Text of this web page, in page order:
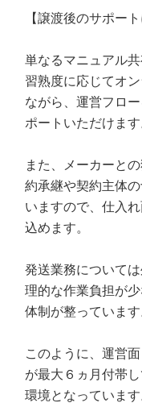
【譲渡後のサポー
単なるマニュアル
習熟度に応じてオ
ながら、運営フロ
ポートいただけます
また、メーカーと
約承継や契約主体
いますので、仕入
込めます。
発送業務について
理的な作業負担が
体制が整っています
このように、運営
が最大６ヵ月付帯
環境となっています